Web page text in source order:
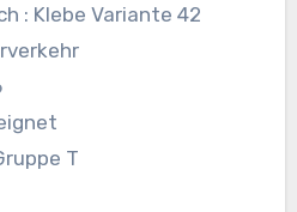
: Klebe Variante 42
T